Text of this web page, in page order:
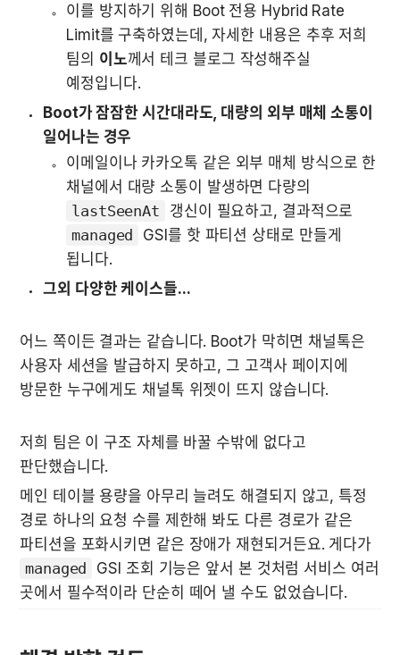
이를 방지하기 위해 Boot 전용 Hybrid Rate
Limit를 구축하였는데, 자세한 내용은 추후 저희
팀의 이노께서 테크 블로그 작성해주실
예정입니다.
Boot가 잠잠한 시간대라도, 대량의 외부 매체 소통이
일어나는 경우
이메일이나 카카오톡 같은 외부 매체 방식으로 한
lastSeenAt
managed
GSI를 핫 파티션 상태로 만들게
됩니다.
그외 다양한 케이스들...
어느 쪽이든 결과는 같습니다. Boot가 막히면 채널톡은
사용자 세션을 발급하지 못하고, 그 고객사 페이지에
방문한 누구에게도 채널톡 위젯이 뜨지 않습니다.
저희 팀은 이 구조 자체를 바꿀 수밖에 없다고
판단했습니다.
메인 테이블 용량을 아무리 늘려도 해결되지 않고, 특정
경로 하나의 요청 수를 제한해 봐도 다른 경로가 같은
managed
GSI 조회 기능은 앞서 본 것처럼 서비스 여러
곳에서 필수적이라 단순히 떼어 낼 수도 없었습니다.